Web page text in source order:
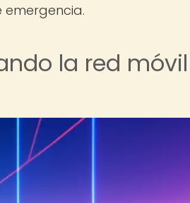
la red móvil